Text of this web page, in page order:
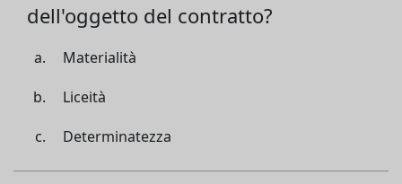
dell'oggetto del contratto?
Materialità
Liceità
Determinatezza